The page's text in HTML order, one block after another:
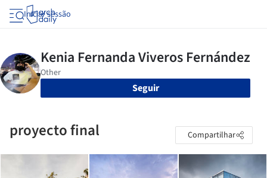
Iniciar sessão
Seguir
proyecto final Compartilhar